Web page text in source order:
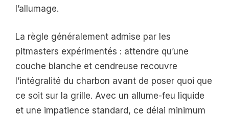
l’allumage.
La règle généralement admise par les
pitmasters expérimentés : attendre qu’une
couche blanche et cendreuse recouvre
l’intégralité du charbon avant de poser quoi que
ce soit sur la grille. Avec un allume-feu liquide
et une impatience standard, ce délai minimum